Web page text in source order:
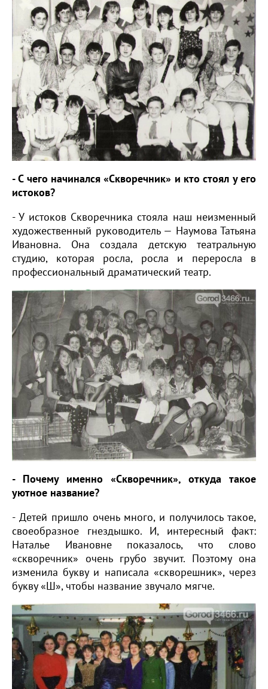
- С чего начинался «Скворечник» и кто стоял у его
истоков?
- У истоков Скворечника стояла наш неизменный
художественный руководитель — Наумова Татьяна
Ивановна. Она создала детскую театральную
студию, которая росла, росла и переросла в
профессиональный драматический театр.
- Почему именно «Скворечник», откуда такое
уютное название?
- Детей пришло очень много, и получилось такое,
своеобразное гнездышко. И, интересный факт:
Наталье Ивановне показалось, что слово
«скворечник» очень грубо звучит. Поэтому она
изменила букву и написала «скворешник», через
букву «Ш», чтобы название звучало мягче.